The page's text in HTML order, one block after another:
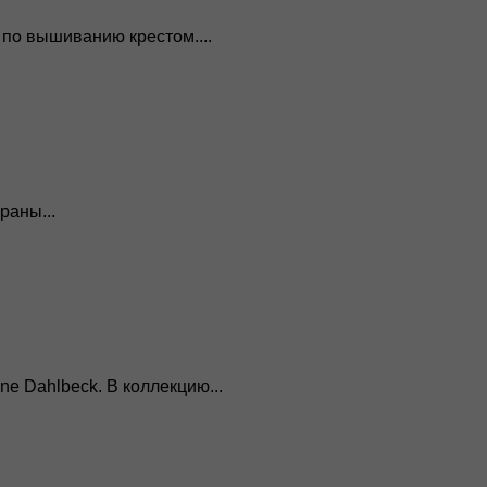
вышиванию крестом....
Dahlbeck. В коллекцию...